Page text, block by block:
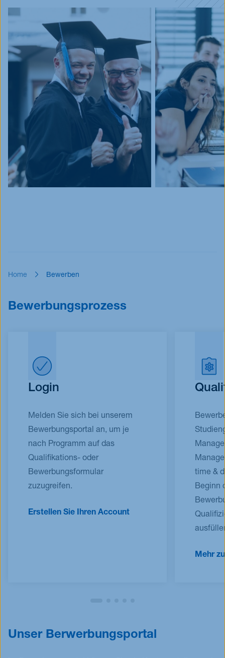
Blog
Events
Jobs
FAQ
Home Bewerben
Bewerbungsprozess
Login
Melden Sie sich bei unserem
Bewerbungsportal an, um je
nach Programm auf das
Qualifikations- oder
Bewerbungsformular
zuzugreifen.
Erstellen Sie Ihren Account
time &
Beginn
Mehr
Unser Berwerbungsportal